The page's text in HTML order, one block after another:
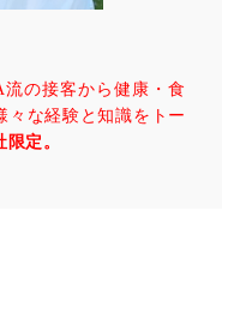
の接客から健康・⾷
々な経験と知識をトー
定。